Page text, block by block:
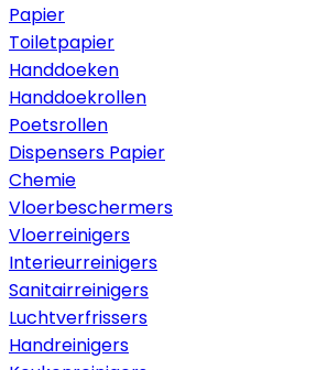
Papier
Toiletpapier
Handdoeken
Handdoekrollen
Poetsrollen
Dispensers Papier
Chemie
Vloerbeschermers
Vloerreinigers
Interieurreinigers
Sanitairreinigers
Luchtverfrissers
Handreinigers